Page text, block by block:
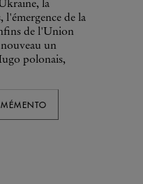
la
l'émergence de la
de l'Union
un
polonais,